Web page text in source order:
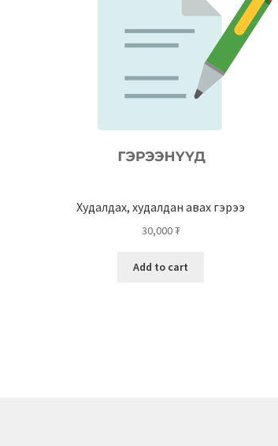
Худалдах, худалдан авах гэрээ
30,000₮
Add to cart